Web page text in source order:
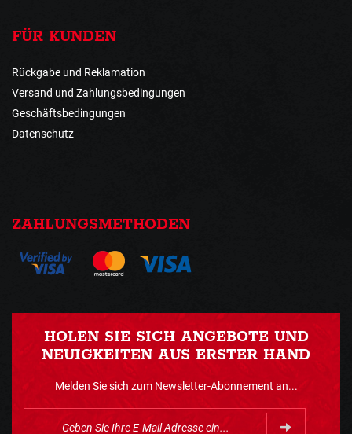
FÜR KUNDEN
Rückgabe und Reklamation
Versand und Zahlungsbedingungen
Geschäftsbedingungen
Datenschutz
ZAHLUNGSMETHODEN
HOLEN SIE SICH ANGEBOTE UND
NEUIGKEITEN AUS ERSTER HAND
Melden Sie sich zum Newsletter-Abonnement an...